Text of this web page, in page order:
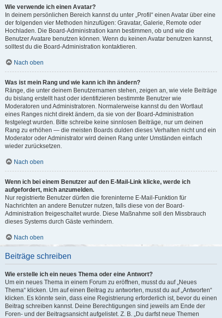
Wie verwende ich einen Avatar?
In deinem persönlichen Bereich kannst du unter „Profil“ einen Avatar über eine
der folgenden vier Methoden hinzufügen: Gravatar, Galerie, Remote oder
Hochladen. Die Board-Administration kann bestimmen, ob und wie die
Benutzer Avatare benutzen können. Wenn du keinen Avatar benutzen kannst,
solltest du die Board-Administration kontaktieren.
Nach oben
Was ist mein Rang und wie kann ich ihn ändern?
Ränge, die unter deinem Benutzernamen stehen, zeigen an, wie viele Beiträge
du bislang erstellt hast oder identifizieren bestimmte Benutzer wie
Moderatoren und Administratoren. Normalerweise kannst du den Wortlaut
eines Ranges nicht direkt ändern, da sie von der Board-Administration
festgelegt wurden. Bitte schreibe keine sinnlosen Beiträge, nur um deinen
Rang zu erhöhen — die meisten Boards dulden dieses Verhalten nicht und ein
Moderator oder Administrator wird deinen Rang unter Umständen einfach
wieder zurücksetzen.
Nach oben
Wenn ich bei einem Benutzer auf den E-Mail-Link klicke, werde ich
aufgefordert, mich anzumelden.
Nur registrierte Benutzer dürfen die foreninterne E-Mail-Funktion für
Nachrichten an andere Benutzer nutzen, falls diese von der Board-
Administration freigeschaltet wurde. Diese Maßnahme soll den Missbrauch
dieses Systems durch Gäste verhindern.
Nach oben
Beiträge schreiben
Wie erstelle ich ein neues Thema oder eine Antwort?
Um ein neues Thema in einem Forum zu eröffnen, musst du auf „Neues
Thema“ klicken. Um auf einen Beitrag zu antworten, musst du auf „Antworten“
klicken. Es könnte sein, dass eine Registrierung erforderlich ist, bevor du einen
Beitrag schreiben kannst. Deine Berechtigungen sind jeweils am Ende der
Foren- und der Beitragsansicht aufgelistet. Z. B. „Du darfst neue Themen